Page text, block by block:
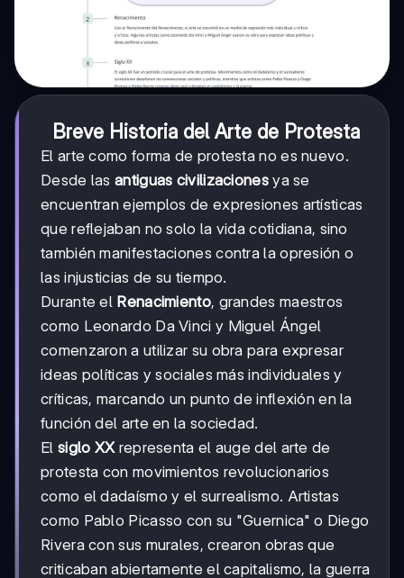
Breve Historia del Arte de Protesta
El arte como forma de protesta no es nuevo.
Desde lasantiguas civilizacionesya se
encuentran ejemplos de expresiones artísticas
que reflejaban no solo la vida cotidiana, sino
también manifestaciones contra la opresión o
las injusticias de su tiempo.
Durante el Renacimiento, grandes maestros
como Leonardo Da Vinci y Miguel Ángel
comenzaron a utilizar su obra para expresar
ideas políticas y sociales más individuales y
críticas, marcando un punto de inflexión en la
función del arte en la sociedad.
El siglo XXrepresenta el auge del arte de
protesta con movimientos revolucionarios
como el dadaísmo y el surrealismo. Artistas
como Pablo Picasso con su "Guernica" o Diego
Rivera con sus murales, crearon obras que
criticaban abiertamente el capitalismo, la guerra